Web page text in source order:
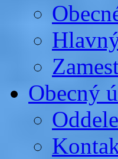
Obecný